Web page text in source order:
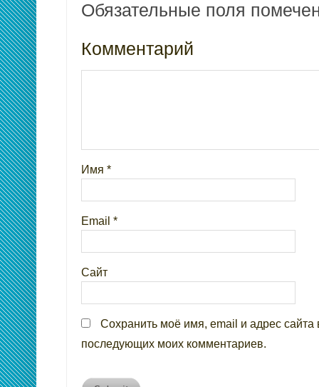
Обязательные поля
Комментарий
Имя *
Email *
Сайт
Сохранить моё имя, email и адрес сайта
последующих моих комментариев.